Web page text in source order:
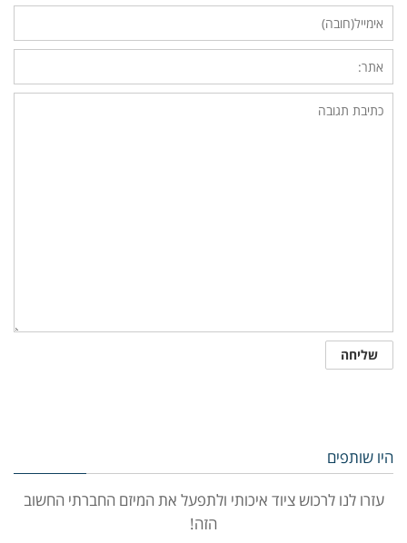
היו שותפים
עזרו לנו לרכוש ציוד איכותי ולתפעל את המיזם החברתי החשוב
הזה!